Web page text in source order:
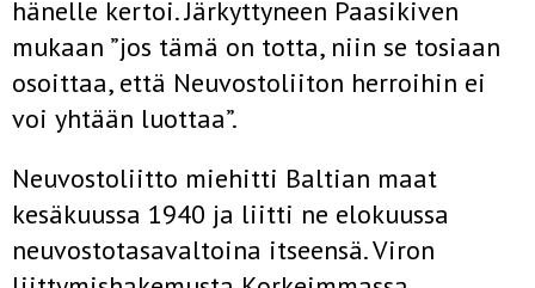
hänelle kertoi. Järkyttyneen Paasikiven
mukaan ”jos tämä on totta, niin se tosiaan
osoittaa, että Neuvostoliiton herroihin ei
voi yhtään luottaa”.
Neuvostoliitto miehitti Baltian maat
kesäkuussa 1940 ja liitti ne elokuussa
neuvostotasavaltoina itseensä. Viron